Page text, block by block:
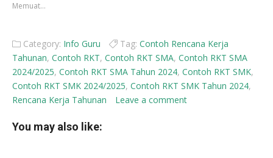
baru)
Memuat...
Category: Info Guru Tag: Contoh Rencana Kerja
Tahunan, Contoh RKT, Contoh RKT SMA, Contoh RKT SMA
2024/2025, Contoh RKT SMA Tahun 2024, Contoh RKT SMK,
Contoh RKT SMK 2024/2025, Contoh RKT SMK Tahun 2024,
Rencana Kerja Tahunan
Leave a comment
You may also like: